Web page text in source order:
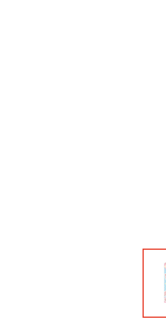
らあらゆる形に変化す
ら生まれたパズルブロ
初心者から上級者まで
をたくさんご用意して
これから開催するイベ
ています。奮ってご参
る作り方見本をWEBだ
さあ、君ならどんな作
ただいた素晴らしい作
から！LaQについて気
ばFAQからご確認いた